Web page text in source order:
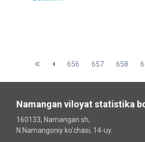
656 657 658
Namangan viloyat statistika
160133, Namangan sh,
N.Namangoniy ko'chasi, 14-uy.